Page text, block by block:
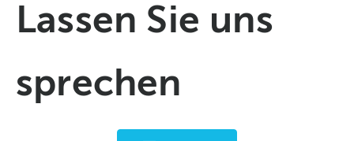
Lassen Sie uns
sprechen